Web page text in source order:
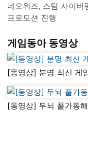
네오위즈, 스팀 사이버
프로모션 진행
게임동아 동영상
[동영상] 분명 최신 게
[동영상] 두뇌 풀가동